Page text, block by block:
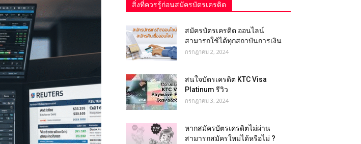
สิ่งที่ควรรู้ก่อนสมัครบัตรเครดิต
สมัครบัตรเครดิต ออนไลน์
สามารถใช้ได้ทุกสถาบันการเงิน
กรกฎาคม 2, 2024
สนใจบัตรเครดิต KTC Visa
Platinum รีวิว
กรกฎาคม 3, 2024
หากสมัครบัตรเครดิตไม่ผ่าน
สามารถสมัครใหม่ได้หรือไม่ ?